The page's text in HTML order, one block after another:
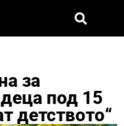
за
под 15
детството“